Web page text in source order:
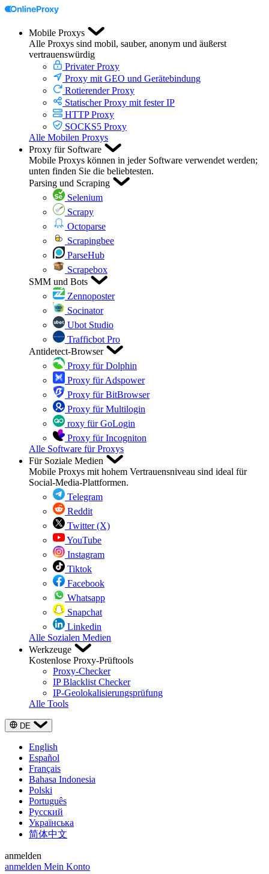
Mobile Proxys
Alle Proxys sind mobil, sauber, anonym und äußerst
vertrauenswürdig
Privater Proxy
Proxy mit GEO und Gerätebindung
Rotierender Proxy
Statischer Proxy mit fester IP
HTTP Proxy
SOCKS5 Proxy
Alle Mobilen Proxys
Proxy für Software
Mobile Proxys können in jeder Software verwendet werden;
unten finden Sie die beliebtesten.
Parsing und Scraping
Selenium
Scrapy
Octoparse
Scrapingbee
ParseHub
Scrapebox
SMM und Bots
Zennoposter
Socinator
Ubot Studio
Trafficbot Pro
Antidetect-Browser
Proxy für Dolphin
Proxy für Adspower
Proxy für BitBrowser
Proxy für Multilogin
roxy für GoLogin
Proxy für Incogniton
Alle Software für Proxys
Für Soziale Medien
Mobile Proxys mit hohem Vertrauensniveau sind ideal für
Social-Media-Plattformen.
Telegram
Reddit
Twitter (X)
YouTube
Instagram
Tiktok
Facebook
Whatsapp
Snapchat
Linkedin
Alle Sozialen Medien
Werkzeuge
Kostenlose Proxy-Prüftools
Proxy-Checker
IP Blacklist Checker
IP-Geolokalisierungsprüfung
Alle Tools
DE
English
Español
Français
Bahasa Indonesia
Polski
Português
Русский
Українська
简体中文
anmelden
anmelden Mein Konto